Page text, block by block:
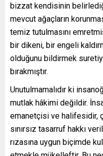
bizzat kendisinin
mevcut ağaçların
temiz tutulmasını
bir dikeni, bir engeli
olduğunu bildirmek
bırakmıştır.
Unutulmamalıdır ki
mutlak hâkimi değildir.
emanetçisi ve halifesidir,
sınırsız tasarruf hakkı
rızasına uygun biçimde